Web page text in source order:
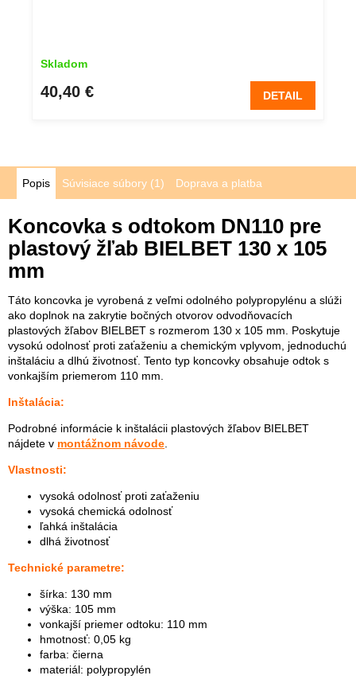
Skladom
40,40 € DETAIL
Popis Súvisiace súbory (1) Doprava a platba
Koncovka s odtokom DN110 pre
plastový žľab BIELBET 130 x 105
mm
Táto koncovka je vyrobená z veľmi odolného polypropylénu a slúži
ako doplnok na zakrytie bočných otvorov odvodňovacích
plastových žľabov BIELBET s rozmerom 130 x 105 mm. Poskytuje
vysokú odolnosť proti zaťaženiu a chemickým vplyvom, jednoduchú
inštaláciu a dlhú životnosť. Tento typ koncovky obsahuje odtok s
vonkajším priemerom 110 mm.
Inštalácia:
Podrobné informácie k inštalácii plastových žľabov BIELBET
nájdete v montážnom návode.
Vlastnosti:
vysoká odolnosť proti zaťaženiu
vysoká chemická odolnosť
ľahká inštalácia
dlhá životnosť
Technické parametre:
šírka: 130 mm
výška: 105 mm
vonkajší priemer odtoku: 110 mm
hmotnosť: 0,05 kg
farba: čierna
materiál: polypropylén